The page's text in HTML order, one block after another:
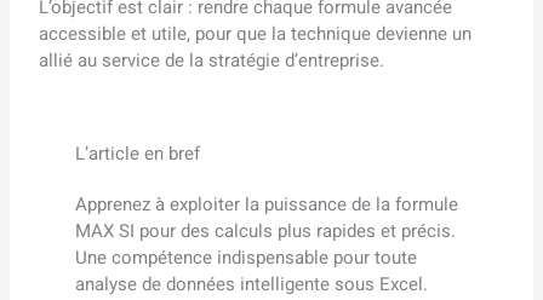
L’objectif est clair : rendre chaque formule avancée
accessible et utile, pour que la technique devienne un
allié au service de la stratégie d’entreprise.
L’article en bref
Apprenez à exploiter la puissance de la formule
MAX SI pour des calculs plus rapides et précis.
Une compétence indispensable pour toute
analyse de données intelligente sous Excel.